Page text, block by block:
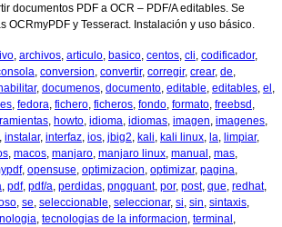
documentos PDF a OCR – PDF/A editables. Se
OCRmyPDF y Tesseract. Instalación y uso básico.
, archivos, articulo, basico, centos, cli, codificador,
, conversion, convertir, corregir, crear, de,
, documenos, documento, editable, editables, el ,
es, fedora, fichero, ficheros, fondo, formato, freebsd ,
, howto, idioma, idiomas, imagen, imagenes,
, instalar, interfaz, ios, jbig2, kali, kali linux, la, limpiar,
, macos, manjaro, manjaro linux, manual , mas,
, opensuse, optimizacion, optimizar, pagina,
, pdf, pdf/a, perdidas, pngquant, por, post, que, redhat,
, se, seleccionable, seleccionar, si, sin, sintaxis,
, tecnologias de la informacion, terminal ,